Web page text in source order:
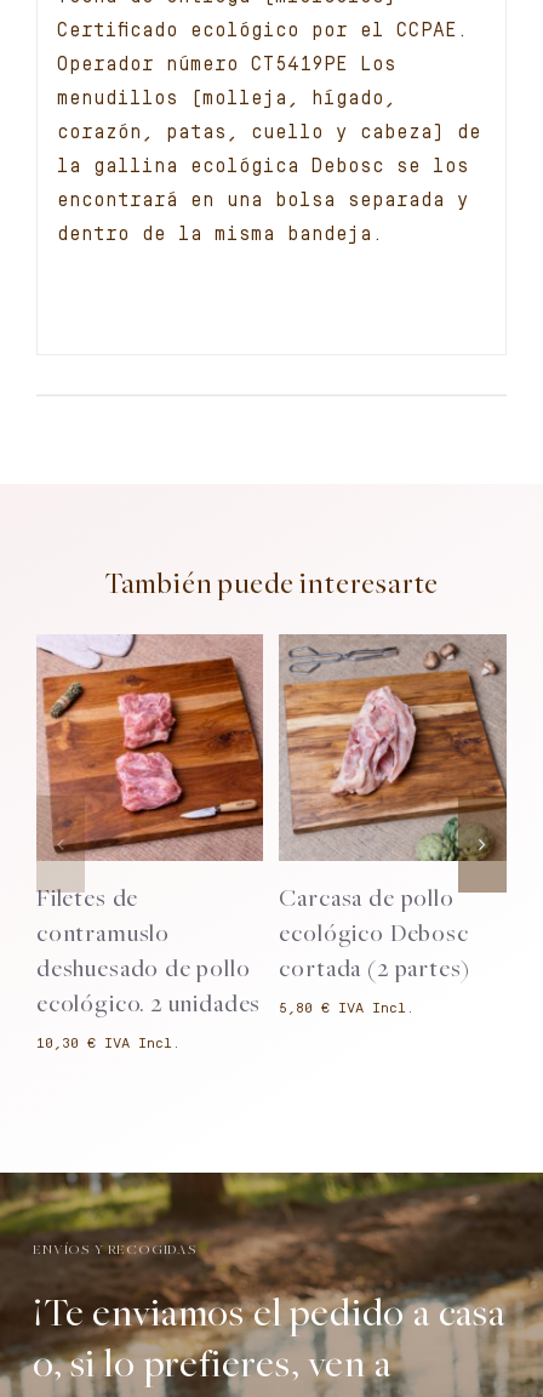
Certificado ecológico por el CCPAE.
Operador número CT5419PE Los
menudillos (molleja, hígado,
corazón, patas, cuello y cabeza) de
la gallina ecológica Debosc se los
encontrará en una bolsa separada y
dentro de la misma bandeja.
También puede interesarte
Añadir al
carrito
Detalles
Filetes de
contramuslo
deshuesado de pollo
ecológico. 2 unidades
€
Añadir al
carrito
Detalles
Carcasa de pollo
ecológico Debosc
cortada (2 partes)
€
ENVÍOS Y RECOGIDAS
¡Te enviamos el pedido a casa
o, si lo prefieres, ven a